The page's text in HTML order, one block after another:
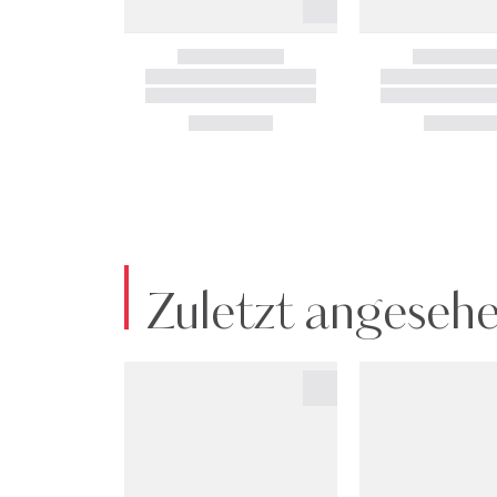
Zuletzt